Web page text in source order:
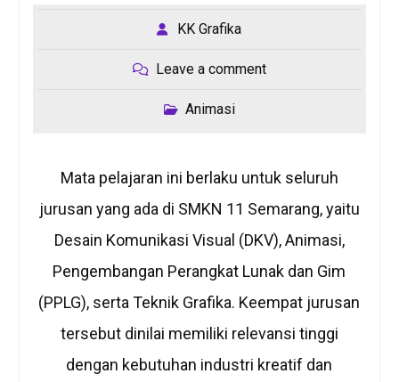
KK Grafika
Leave a comment
Animasi
Mata pelajaran ini berlaku untuk seluruh
jurusan yang ada di SMKN 11 Semarang, yaitu
Desain Komunikasi Visual (DKV), Animasi,
Pengembangan Perangkat Lunak dan Gim
(PPLG), serta Teknik Grafika. Keempat jurusan
tersebut dinilai memiliki relevansi tinggi
dengan kebutuhan industri kreatif dan